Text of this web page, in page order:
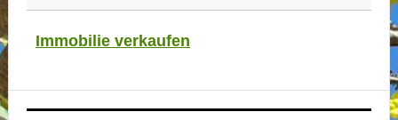
Immobilie verkaufen